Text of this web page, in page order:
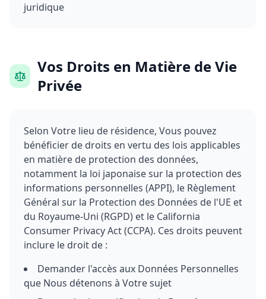
juridique
Vos Droits en Matière de Vie
Privée
Selon Votre lieu de résidence, Vous pouvez
bénéficier de droits en vertu des lois applicables
en matière de protection des données,
notamment la loi japonaise sur la protection des
informations personnelles (APPI), le Règlement
Général sur la Protection des Données de l'UE et
du Royaume-Uni (RGPD) et le California
Consumer Privacy Act (CCPA). Ces droits peuvent
inclure le droit de :
Demander l'accès aux Données Personnelles
que Nous détenons à Votre sujet